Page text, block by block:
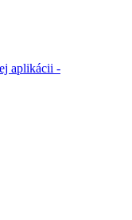
aplikácii -